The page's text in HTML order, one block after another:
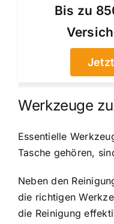
Bis zu
Werkzeuge
Essentielle
Tasche gehören,
Neben den
die richtigen
die Reinigung